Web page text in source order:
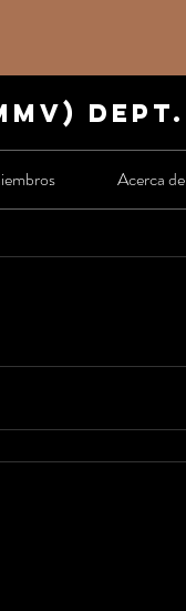
Dept.
Acerca de